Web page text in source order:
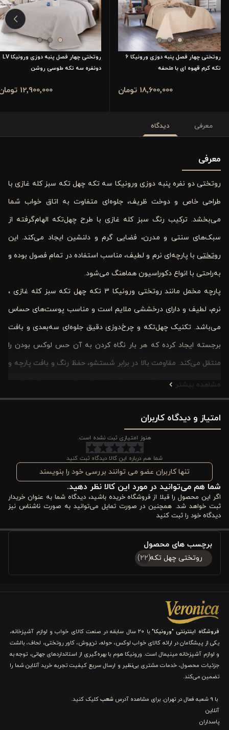
روتختی چهار فصل پنبه دوزی ورونیکا 6
تکه کرم قهوه ای با ملحفه
18٬600٬000 تومان
روتختی چهار فصل پنبه دوزی ورونیکا LV
دونفره سه تکه طوسی روشن
12٬900٬000 تومان
معرفی دیدگاه
معرفی
روتختی دو نفره پنبه ‌دوزی ورونیکا سه ‌تکه چهل‌ تکه سبز کله ‌غازی با
طراحی خاص و دوخت ظریف، جلوه‌ای متفاوت به اتاق خواب شما
می‌بخشد. ترکیب رنگ سبز کله‌ غازی با طرح چهل‌تکه الهام‌گرفته از
سبک‌های سنتی و مدرن، فضایی گرم و دلنشین ایجاد می‌کند. این
روتختی با پارچه‌ای نرم و لطیف، مناسب استفاده در تمام فصول بوده و
به‌راحتی با انواع دکوراسیون هماهنگ می‌شود.
پارچه مخمل مانند روتختی ورونیکا 3 ‌تکه چهل‌ تکه سبز کله ‌غازی ،
نرم، لطیف و دارای درخششی ملایم است و مناسب پوست‌های حساس
می‌باشد. تکنیک چهل‌تکه و چرخ‌دوزی دقیق جلوه‌ای سه‌بعدی و بافت
برجسته ایجاد کرده که هر بار نگاه کردن به آن حس لوکس بودن را
منتقل می‌کند. مقاومت بالا در برابر شستشو، حفظ رنگ و بافت پارچه و
مطمئن می‌کند.
این روتختی زیبا و کاربردی، هدیه‌ای فوق‌العاده برای مناسبت‌های
مختلف است و با دوخت ظریف و جلوه خاص پارچه، اتاق خواب شما را
به فضایی گرم و دلنشین تبدیل می‌کند. انتخاب شما روتختی دو نفره
پنبه ‌دوزی ورونیکا سه‌ تکه سبز کله‌ غازی است، ست کاملی که راحتی،
زیبایی و دوام را با هم به ارمغان می‌آورد.
مشخصات فنی و ویژگی های روتختی ورونیکا 3 تکه چهل
طراحی سه‌بعدی و چهل ‌تکه منحصر به فرد:
روتختی دو نفره پنبه ‌دوزی ورونیکا سه ‌تکه سبز کله‌ غازی با تکنیک
چهل ‌تکه و چرخ‌دوزی دقیق، جلوه‌ای سه‌بعدی و بافت برجسته ایجاد
می‌کند که به هر اتاق خواب عمق و زیبایی می‌بخشد. این طراحی اصیل
ایرانی حس لوکس بودن و ظرافت را به اتاق شما اضافه می‌کند و
تجربه‌ای متفاوت از خوابیدن روی روتختی فراهم می‌آورد.
پارچه مخمل مانند نرم و لطیف:
مانند، نرم و لطیف است و حس آرامش و راحتی را در هنگام خواب به
مشاهده بیشتر
امتیاز و دیدگاه کاربران
هنوز امتیازی ثبت نشده است.
شما هم درباره این کالا دیدگاه ثبت کنید
تنها کاربران عضو می توانند بررسی خود را بنویسند
شما هم می‌توانید در مورد این کالا نظر دهید.
اگر این محصول را قبلا از فروشگاه خریده باشید، دیدگاه شما به عنوان خریدار
ثبت خواهد شد. همچنین در صورت تمایل می‌توانید به صورت ناشناس نیز
دیدگاه خود را ثبت کنید
برچسب های محصول
روتختی چهل تکه(22)
فروشگاه اینترنتی "ورونیکا"
با ۲۰ سال سابقه در صنعت کالای خواب و لوازم آشپزخانه،
یکی از پیشگامان در ارائه کالای خواب لوکس، حوله، تن‌پوش، کاور روتختی، لحاف، بالشت
و لوازم آشپزخانه مینیمال است. ورونیکا هوم با بهره‌گیری از استانداردهای جهانی، توجه به
جزئیات محصول، خدمات مشتری بی‌نظیر و ارسال سریع کیفیت تجربه خرید آنلاین شما را
تضمین می‌کند.
با 9 شعبه فعال در تهران. برای مشاهده آدرس شعبکلیک کنید.
آنلاین
پاسداران